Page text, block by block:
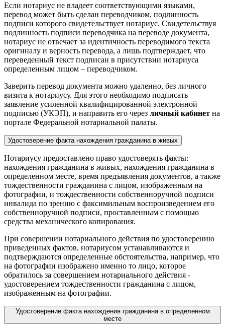
Если нотариус не владеет соответствующими языками,
перевод может быть сделан переводчиком, подлинность
подписи которого свидетельствует нотариус. Свидетельствуя
подлинность подписи переводчика на переводе документа,
нотариус не отвечает за идентичность переводимого текста
оригиналу и верность перевода, а лишь подтверждает, что
переведенный текст подписан в присутствии нотариуса
определенным лицом – переводчиком.
Заверить перевод документа можно удаленно, без личного
визита к нотариусу. Для этого необходимо подписать
заявление усиленной квалифицированной электронной
подписью (УКЭП), и направить его через личный кабинет на
портале Федеральной нотариальной палаты.
Удостоверение факта нахождения гражданина в живых
Нотариусу предоставлено право удостоверять факты:
нахождения гражданина в живых, нахождения гражданина в
определенном месте, время предъявления документов, а также
тождественности гражданина с лицом, изображенным на
фотографии, и тождественности собственноручной подписи
инвалида по зрению с факсимильным воспроизведением его
собственноручной подписи, проставленным с помощью
средства механического копирования.
При совершении нотариального действия по удостоверению
приведенных фактов, нотариусом устанавливаются и
подтверждаются определенные обстоятельства, например, что
на фотографии изображено именно то лицо, которое
обратилось за совершением нотариального действия -
удостоверением тождественности гражданина с лицом,
изображенным на фотографии.
Удостоверение факта нахождения гражданина в определенном
месте